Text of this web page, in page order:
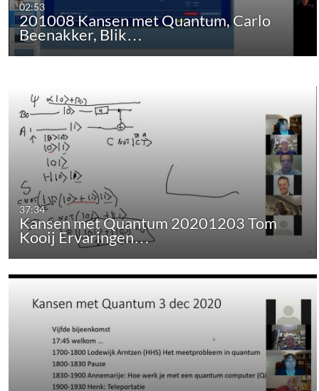
02:53
201008 Kansen met Quantum, Carlo
Beenakker, Blik…
37:34
Kansen met Quantum 20201203 Tom
Kooij Ervaringen…